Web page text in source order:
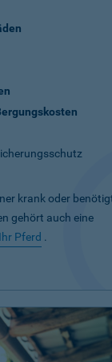
krank oder
gehört auch eine
Pferd .